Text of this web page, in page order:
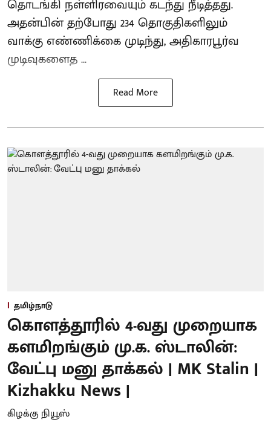
தொடங்கி நள்ளிரவையும் கடந்து நீடித்தது.
அதன்பின் தற்போது 234 தொகுதிகளிலும்
வாக்கு எண்ணிக்கை முடிந்து, அதிகாரபூர்வ
முடிவுகளைத ...
Read More
தமிழ்நாடு
கொளத்தூரில் 4-வது முறையாக
களமிறங்கும் மு.க. ஸ்டாலின்:
வேட்பு மனு தாக்கல் | MK Stalin |
Kizhakku News |
கிழக்கு நியூஸ்